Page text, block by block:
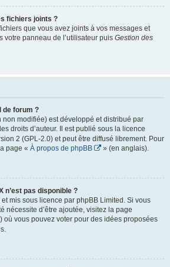
fichiers joints ?
que vous avez joints à vos messages et
votre panneau de l’utilisateur puis Gestion des
de forum ?
modifiée) est développé et distribué par
droits d’auteur. Il est publié sous la licence
2 (GPL-2.0) et peut être diffusé librement. Pour
page « À propos de phpBB » (en anglais).
n’est pas disponible ?
mis sous licence par phpBB Limited. Si vous
nécessite d’être ajoutée, visitez la page
où vous pouvez voter pour des idées proposées